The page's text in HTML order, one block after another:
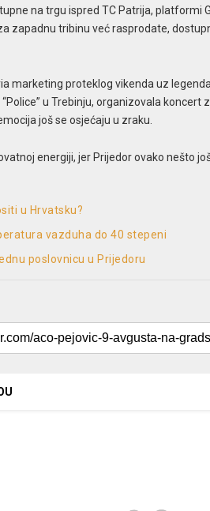
na trgu ispred TC Patrija, platformi
zapadnu tribinu već rasprodate,
marketing proteklog vikenda uz
u Trebinju, organizovala
još se osjećaju u zraku.
energiji, jer Prijedor ovako nešto
u Hrvatsku?
vazduha do 40 stepeni
poslovnicu u Prijedoru